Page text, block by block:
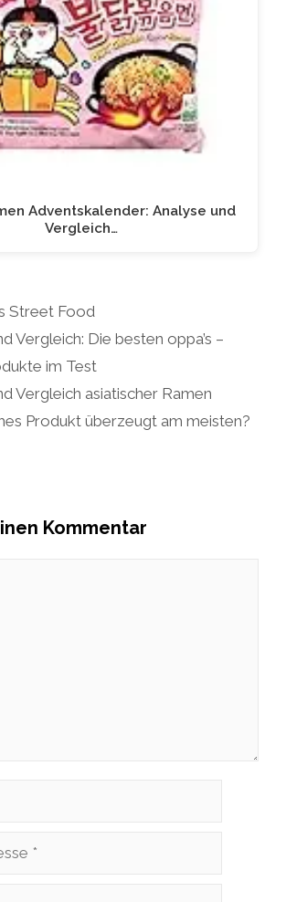
Adventskalender: Analyse und
Vergleich…
Street Food
Vergleich: Die besten oppa’s –
im Test
Vergleich asiatischer Ramen
Produkt überzeugt am meisten?
Kommentar